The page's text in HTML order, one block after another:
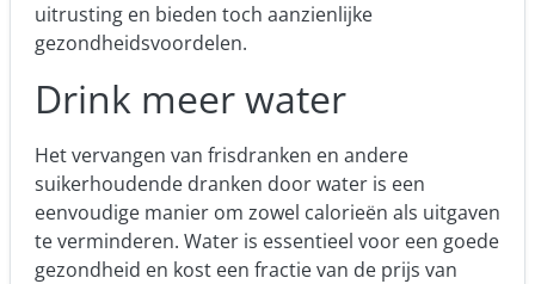
uitrusting en bieden toch aanzienlijke
gezondheidsvoordelen.
Drink meer water
Het vervangen van frisdranken en andere
suikerhoudende dranken door water is een
eenvoudige manier om zowel calorieën als uitgaven
te verminderen. Water is essentieel voor een goede
gezondheid en kost een fractie van de prijs van